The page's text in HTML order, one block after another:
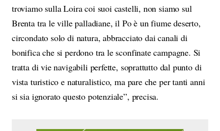
troviamo sulla Loira coi suoi castelli, non siamo sul
Brenta tra le ville palladiane, il Po è un fiume deserto,
circondato solo di natura, abbracciato dai canali di
bonifica che si perdono tra le sconfinate campagne. Si
tratta di vie navigabili perfette, soprattutto dal punto di
vista turistico e naturalistico, ma pare che per tanti anni
si sia ignorato questo potenziale”, precisa.